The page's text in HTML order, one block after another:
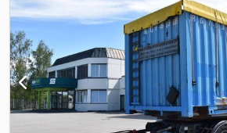
Azonnal rendelkezésre áll
Sicom konténer WAB tetővel, állítható
alvázvédő, ABS, EBS, 1 db 15 pólusú
jelzésű tábla, szerszámos láda,
felszereltség: 2 tengelyes, emelő- és
Dkodpeyqkmzofx Afasr A hirdetésben
jellegűek, a nyomdai hibákért felelősséget
termék előzetes értékesítésének jogát